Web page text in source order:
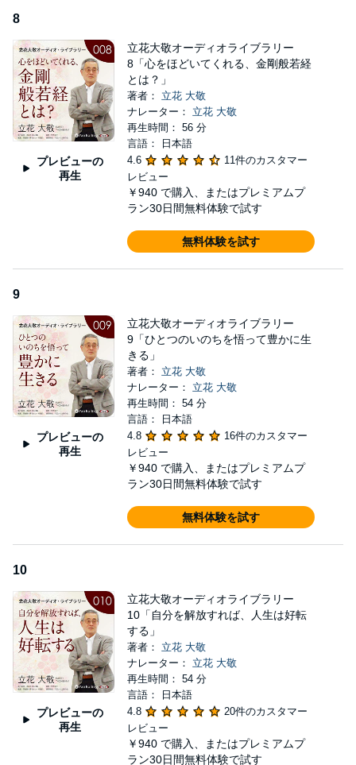
8
プレビューの
再生
立花大敬オーディオライブラリー
8「心をほどいてくれる、金剛般若経
とは？」
著者： 立花 大敬
ナレーター： 立花 大敬
再生時間： 56 分
言語： 日本語
4.6
11件のカスタマー
レビュー
￥940 で購入、またはプレミアムプ
ラン30日間無料体験で試す
無料体験を試す
9
プレビューの
再生
立花大敬オーディオライブラリー
9「ひとつのいのちを悟って豊かに生
きる」
著者： 立花 大敬
ナレーター： 立花 大敬
再生時間： 54 分
言語： 日本語
4.8
16件のカスタマー
レビュー
￥940 で購入、またはプレミアムプ
ラン30日間無料体験で試す
無料体験を試す
10
プレビューの
再生
立花大敬オーディオライブラリー
10「自分を解放すれば、人生は好転
する」
著者： 立花 大敬
ナレーター： 立花 大敬
再生時間： 54 分
言語： 日本語
4.8
20件のカスタマー
レビュー
￥940 で購入、またはプレミアムプ
ラン30日間無料体験で試す